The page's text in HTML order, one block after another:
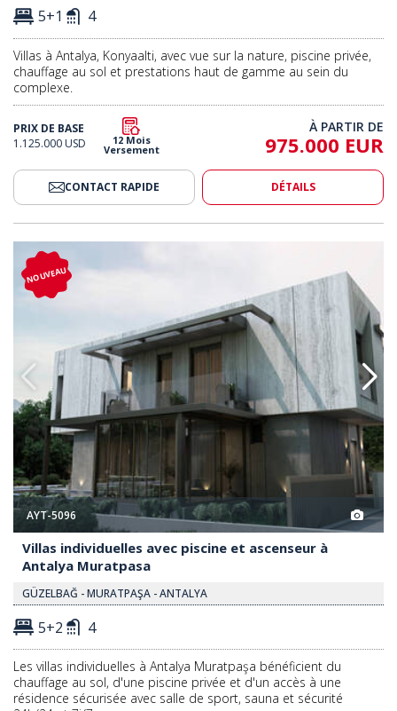
5+1 4
Villas à Antalya, Konyaalti, avec vue sur la nature, piscine privée,
chauffage au sol et prestations haut de gamme au sein du
complexe.
PRIX DE BASE
1.125.000 USD
12 Mois
Versement
À PARTIR DE
975.000 EUR
CONTACT RAPIDE DÉTAILS
Et Ascenseur À Antalya Muratpasa 2
NOUVEAU
AYT-5096
Villas individuelles avec piscine et ascenseur à
Antalya Muratpasa
GÜZELBAĞ - MURATPAŞA - ANTALYA
5+2 4
Les villas individuelles à Antalya Muratpaşa bénéficient du
chauffage au sol, d'une piscine privée et d'un accès à une
résidence sécurisée avec salle de sport, sauna et sécurité